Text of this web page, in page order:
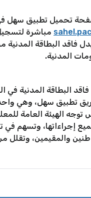
تحميل تطبيق سهل
مباشرة
فاقد البطاقة
المدنية.
البطاقة المدنية في
تطبيق سهل، وهي
الهيئة العامة
إجراءاتها، وتسهم في
والمقيمين، وتقلل